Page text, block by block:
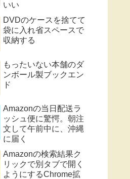
いい
DVDのケースを捨てて
袋に入れ省スペースで
収納する
もったいない本舗のダ
ンボール製ブックエン
ド
Amazonの当日配送ラ
ッシュ便に驚愕。朝注
文して午前中に、沖縄
に届く
Amazonの検索結果ク
リックで別タブで開く
ようにするChrome拡